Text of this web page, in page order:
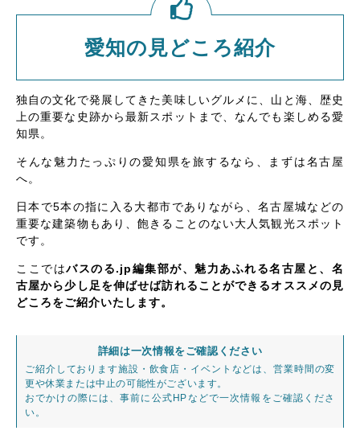
愛知の見どころ紹介
独自の文化で発展してきた美味しいグルメに、山と海、歴史
上の重要な史跡から最新スポットまで、なんでも楽しめる愛
知県。
そんな魅力たっぷりの愛知県を旅するなら、まずは名古屋
へ。
日本で5本の指に入る大都市でありながら、名古屋城などの
重要な建築物もあり、飽きることのない大人気観光スポット
です。
ここではバスのる.jp編集部が、魅力あふれる名古屋と、名
古屋から少し足を伸ばせば訪れることができるオススメの見
どころをご紹介いたします。
詳細は一次情報をご確認ください
ご紹介しております施設・飲食店・イベントなどは、営業時間の変
更や休業または中止の可能性がございます。
おでかけの際には、事前に公式HPなどで一次情報をご確認くださ
い。